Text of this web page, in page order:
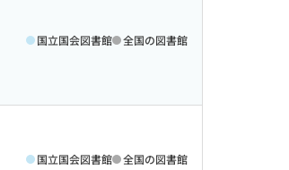
国立国会図書館 全国の図書館
国立国会図書館 全国の図書館